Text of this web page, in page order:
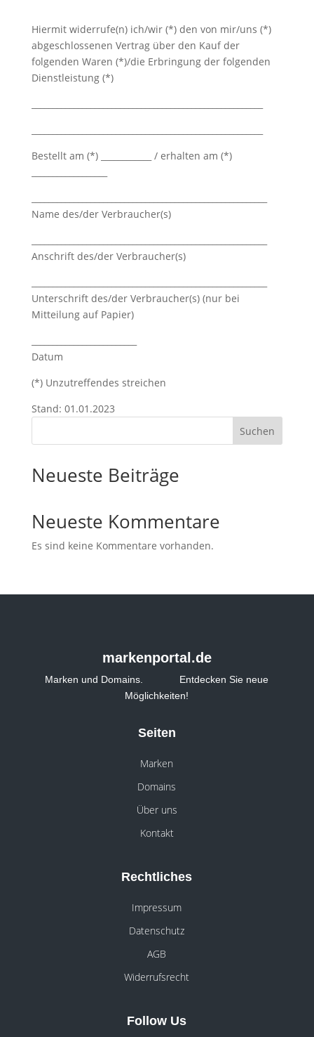
Hiermit widerrufe(n) ich/wir (*) den von mir/uns (*)
abgeschlossenen Vertrag über den Kauf der
folgenden Waren (*)/die Erbringung der folgenden
Dienstleistung (*)
Bestellt am (*) ____________ / erhalten am (*)
Name des/der Verbraucher(s)
Anschrift des/der Verbraucher(s)
Unterschrift des/der Verbraucher(s) (nur bei
Mitteilung auf Papier)
Datum
(*) Unzutreffendes streichen
Stand: 01.01.2023
Suchen
Neueste Beiträge
Neueste Kommentare
Es sind keine Kommentare vorhanden.
markenportal.de
Marken und Domains. Entdecken Sie neue
Möglichkeiten!
Seiten
Marken
Domains
Über uns
Kontakt
Rechtliches
Impressum
Datenschutz
AGB
Widerrufsrecht
Follow Us